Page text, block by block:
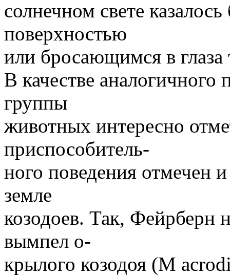
солнечном свете
поверхностью
или бросающимся в
В качестве
группы
животных интересно
приспособитель-
ного поведения отмечен
земле
козодоев. Так, Фейрберн
вымпел о-
крылого козодоя (М